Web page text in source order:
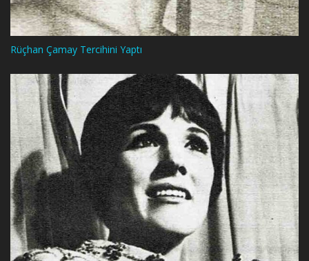
Rüçhan Çamay Tercihini Yaptı